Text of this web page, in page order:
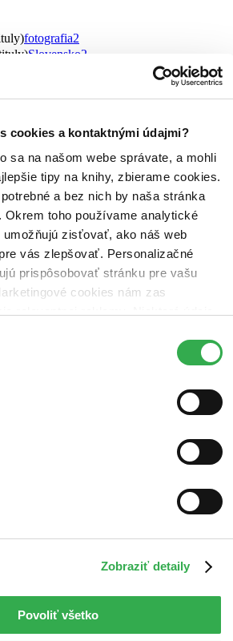
cookies a kontaktnými údajmi?
sa na našom webe správate, a mohli
tipy na knihy, zbierame cookies.
a bez nich by naša stránka
Okrem toho používame analytické
zisťovať, ako náš web
vás zlepšovať. Personalizačné
prispôsobovať stránku pre vašu
cookies nám zas
všetky tieto cookies. Ďakujeme!
Zobraziť detaily
Povoliť všetko
fotografia2
Slovensko2
CBS2